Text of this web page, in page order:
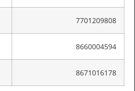
7701209808
8660004594
8671016178